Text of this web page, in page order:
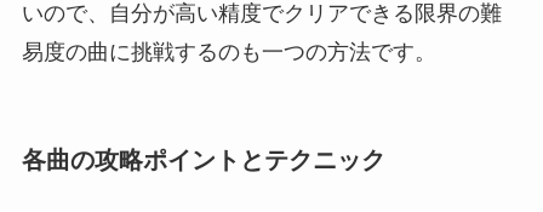
いので、自分が高い精度でクリアできる限界の難
易度の曲に挑戦するのも一つの方法です。
各曲の攻略ポイントとテクニック